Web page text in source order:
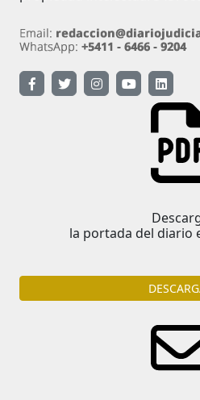
la portada del diario